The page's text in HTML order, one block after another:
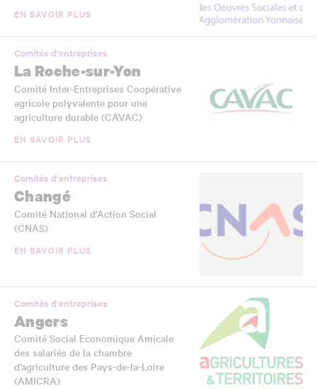
EN SAVOIR PLUS
Comités d'entreprises
La Roche-sur-Yon
Comité Inter-Entreprises Coopérative
agricole polyvalente pour une
agriculture durable (CAVAC)
EN SAVOIR PLUS
Comités d'entreprises
Changé
Comité National d’Action Social
(CNAS)
EN SAVOIR PLUS
Comités d'entreprises
Angers
Comité Social Economique Amicale
des salariés de la chambre
d’agriculture des Pays-de-la-Loire
(AMICRA)